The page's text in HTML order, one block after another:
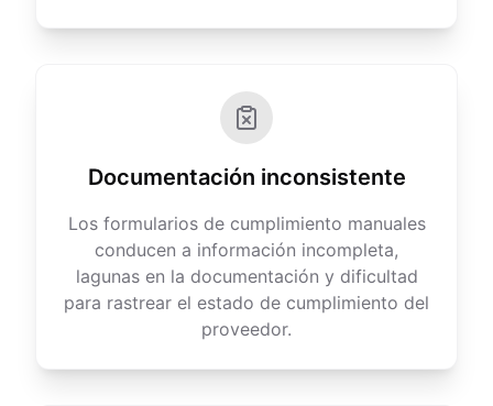
Documentación inconsistente
Los formularios de cumplimiento manuales
conducen a información incompleta,
lagunas en la documentación y dificultad
para rastrear el estado de cumplimiento del
proveedor.